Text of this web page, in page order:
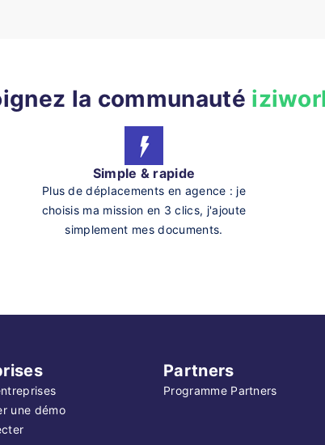
la communauté
Simple & rapide
Plus de déplacements en agence : je
choisis ma mission en 3 clics, j'ajoute
simplement mes documents.
une démo
Partners
Programme Partners